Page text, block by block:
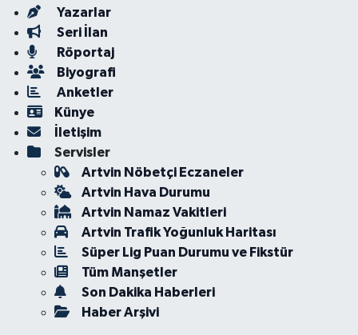
Yazarlar
Seri İlan
Röportaj
Biyografi
Anketler
Künye
İletişim
Servisler
Artvin Nöbetçi Eczaneler
Artvin Hava Durumu
Artvin Namaz Vakitleri
Artvin Trafik Yoğunluk Haritası
Süper Lig Puan Durumu ve Fikstür
Tüm Manşetler
Son Dakika Haberleri
Haber Arşivi